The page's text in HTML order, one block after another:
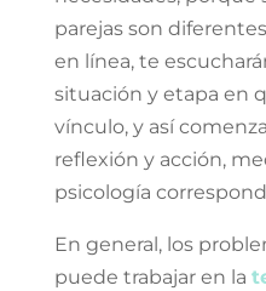
parejas son
en línea, te
situación y etapa en
vínculo, y así
reflexión y acción,
psicología
En general, los
puede trabajar en la